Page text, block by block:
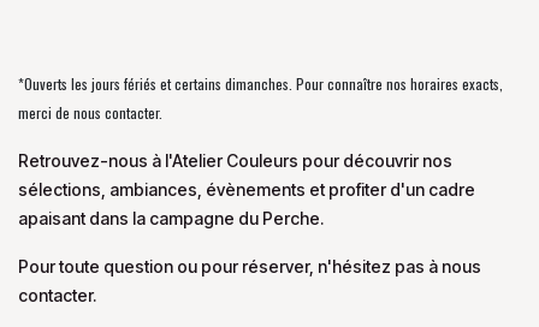
*Ouverts les jours fériés et certains dimanches. Pour connaître nos horaires exacts,
merci de nous contacter.
Retrouvez-nous à l'Atelier Couleurs pour découvrir nos
sélections, ambiances, évènements et profiter d'un cadre
apaisant dans la campagne du Perche.
Pour toute question ou pour réserver, n'hésitez pas à nous
contacter.